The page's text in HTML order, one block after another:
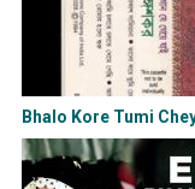
Bhalo Kore Tumi Cheye